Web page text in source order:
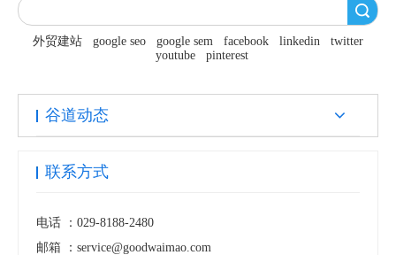
外贸建站 google seo google sem facebook linkedin
twitter
youtube
pinterest
谷道动态
联系方式
电话 ： 029-8188-2480
邮箱 ： service@goodwaimao.com